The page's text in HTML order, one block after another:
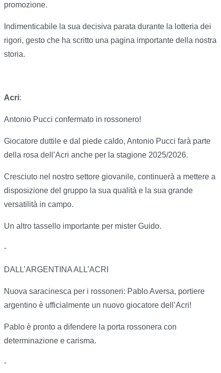
promozione.
Indimenticabile la sua decisiva parata durante la lotteria dei
rigori, gesto che ha scritto una pagina importante della nostra
storia.
Acri:
Antonio Pucci confermato in rossonero!
Giocatore duttile e dal piede caldo, Antonio Pucci farà parte
della rosa dell’Acri anche per la stagione 2025/2026.
Cresciuto nel nostro settore giovanile, continuerà a mettere a
disposizione del gruppo la sua qualità e la sua grande
versatilità in campo.
Un altro tassello importante per mister Guido.
-
DALL’ARGENTINA ALL’ACRI
Nuova saracinesca per i rossoneri: Pablo Aversa, portiere
argentino è ufficialmente un nuovo giocatore dell’Acri!
Pablo è pronto a difendere la porta rossonera con
determinazione e carisma.
-